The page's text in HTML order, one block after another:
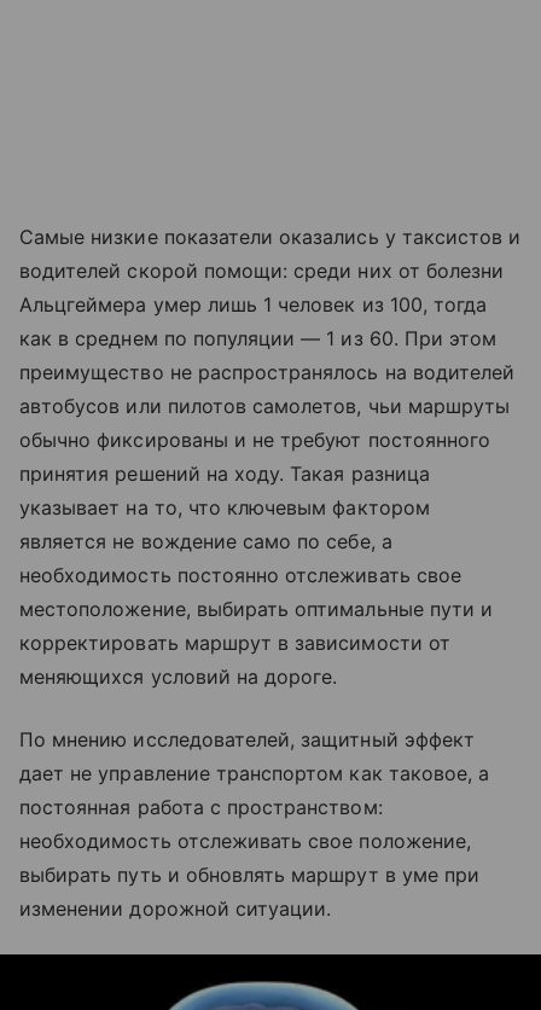
Самые низкие показатели оказались у таксистов и
водителей скорой помощи: среди них от болезни
Альцгеймера умер лишь 1 человек из 100, тогда
как в среднем по популяции — 1 из 60. При этом
преимущество не распространялось на водителей
автобусов или пилотов самолетов, чьи маршруты
обычно фиксированы и не требуют постоянного
принятия решений на ходу. Такая разница
указывает на то, что ключевым фактором
является не вождение само по себе, а
необходимость постоянно отслеживать свое
местоположение, выбирать оптимальные пути и
корректировать маршрут в зависимости от
меняющихся условий на дороге.
По мнению исследователей, защитный эффект
дает не управление транспортом как таковое, а
постоянная работа с пространством:
необходимость отслеживать свое положение,
выбирать путь и обновлять маршрут в уме при
изменении дорожной ситуации.